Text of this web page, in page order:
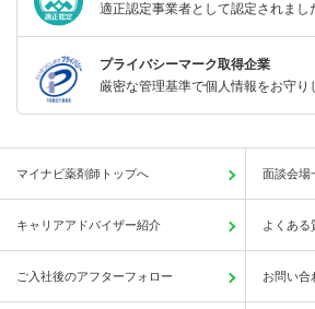
適正認定事業者として認定されまし
プライバシーマーク取得企業
厳密な管理基準で個人情報をお守り
マイナビ薬剤師トップへ 面談会場
キャリアアドバイザー紹介 よくある
ご入社後のアフターフォロー お問い合